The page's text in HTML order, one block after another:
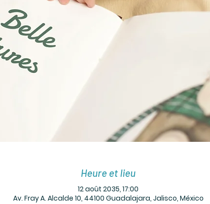
Heure et lieu
12 août 2035, 17:00
Av. Fray A. Alcalde 10, 44100 Guadalajara, Jalisco, México